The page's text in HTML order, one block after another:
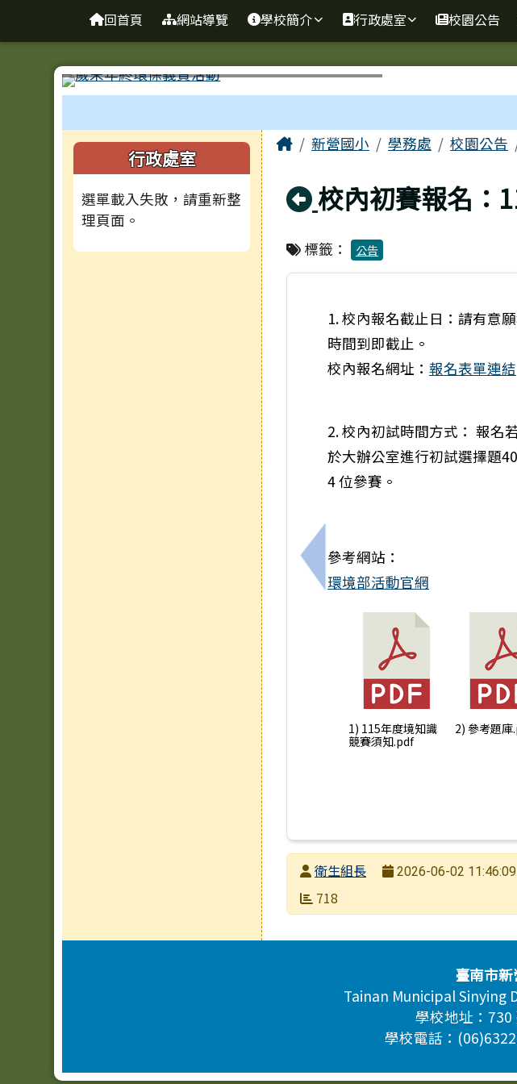
臺南市新營國小
回首頁 網站導覽 學校簡介 行政處室 校園公告
左邊區域內容
行政處室
選單載入失敗，請重新整
理頁面。
主內容區域
Home新營國小 學務處 校園公告
回上頁
校內初賽報名：
標籤： 公告
上一筆：教育部於國立中山大
1. 校內報名截止日：請有意
時間到即截止。
校內報名網址：報名表單連結
2. 校內初試時間方式： 報名
於大辦公室進行初試選擇題
4 位參賽。
參考網站：
環境部活動官網
1) 115年度境知識
競賽須知.pdf
2) 參考題
發布者衛生組長
發布日期
2026-06-02 11:46:09
瀏覽次數
718
頁尾區域
臺南市
Tainan Municipal Sinying
學校地址：
學校電話：